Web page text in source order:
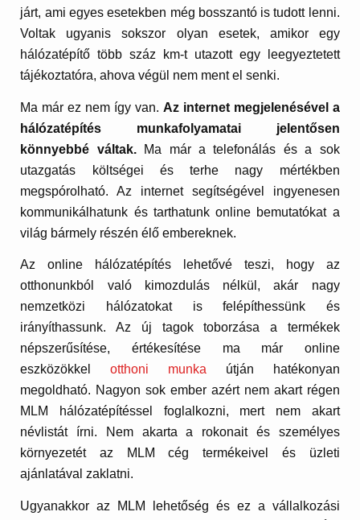
járt, ami egyes esetekben még bosszantó is tudott lenni.
Voltak ugyanis sokszor olyan esetek, amikor egy
hálózatépítő több száz km-t utazott egy leegyeztetett
tájékoztatóra, ahova végül nem ment el senki.
Ma már ez nem így van. Az internet megjelenésével a
hálózatépítés munkafolyamatai jelentősen
könnyebbé váltak.Ma már a telefonálás és a sok
utazgatás költségei és terhe nagy mértékben
megspórolható. Az internet segítségével ingyenesen
kommunikálhatunk és tarthatunk online bemutatókat a
világ bármely részén élő embereknek.
Az online hálózatépítés lehetővé teszi, hogy az
otthonunkból való kimozdulás nélkül, akár nagy
nemzetközi hálózatokat is felépíthessünk és
irányíthassunk. Az új tagok toborzása a termékek
népszerűsítése, értékesítése ma már online
eszközökkelotthoni munka útján hatékonyan
megoldható. Nagyon sok ember azért nem akart régen
MLM hálózatépítéssel foglalkozni, mert nem akart
névlistát írni. Nem akarta a rokonait és személyes
környezetét az MLM cég termékeivel és üzleti
ajánlatával zaklatni.
Ugyanakkor az MLM lehetőség és ez a vállalkozási